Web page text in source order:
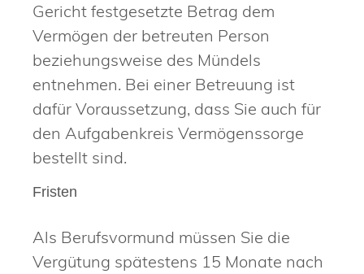
Gericht festgesetzte Betrag dem
Vermögen der betreuten Person
beziehungsweise des Mündels
entnehmen. Bei einer Betreuung ist
dafür Voraussetzung, dass Sie auch für
den Aufgabenkreis Vermögenssorge
bestellt sind.
Fristen
Als Berufsvormund müssen Sie die
Vergütung spätestens 15 Monate nach